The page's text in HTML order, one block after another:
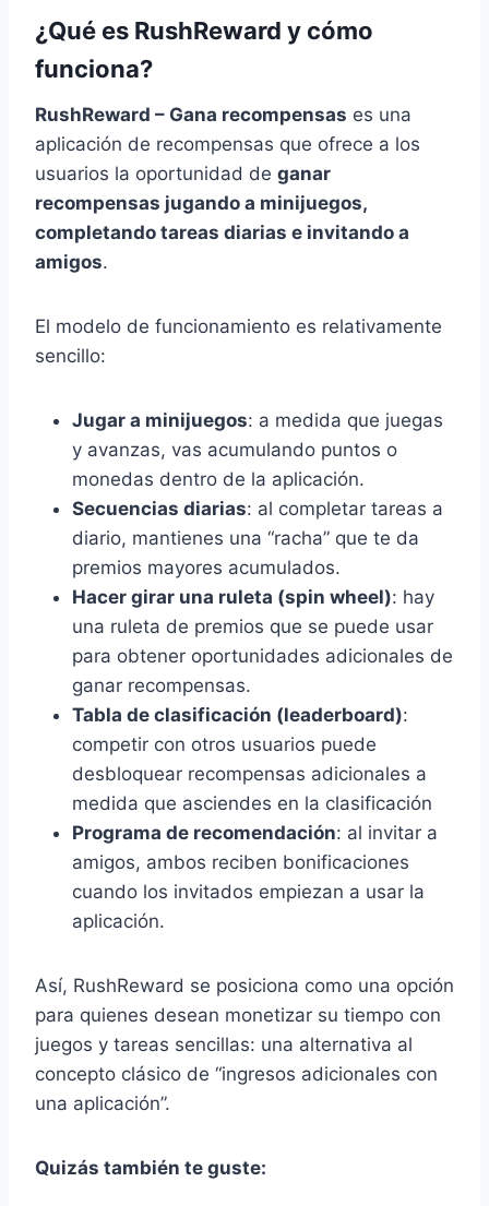
¿Qué es RushReward y cómo
funciona?
RushReward – Gana recompensas es una
aplicación de recompensas que ofrece a los
usuarios la oportunidad de ganar
recompensas jugando a minijuegos,
completando tareas diarias e invitando a
amigos.
El modelo de funcionamiento es relativamente
sencillo:
Jugar a minijuegos: a medida que juegas
y avanzas, vas acumulando puntos o
monedas dentro de la aplicación.
Secuencias diarias: al completar tareas a
diario, mantienes una “racha” que te da
premios mayores acumulados.
Hacer girar una ruleta (spin wheel): hay
una ruleta de premios que se puede usar
para obtener oportunidades adicionales de
ganar recompensas.
Tabla de clasificación (leaderboard):
competir con otros usuarios puede
desbloquear recompensas adicionales a
medida que asciendes en la clasificación
Programa de recomendación: al invitar a
amigos, ambos reciben bonificaciones
cuando los invitados empiezan a usar la
aplicación.
Así, RushReward se posiciona como una opción
para quienes desean monetizar su tiempo con
juegos y tareas sencillas: una alternativa al
concepto clásico de “ingresos adicionales con
una aplicación”.
Quizás también te guste: